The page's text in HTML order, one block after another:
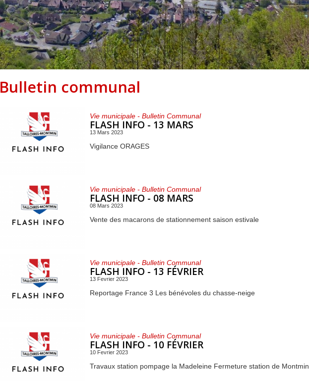
Centre de loisirs et
périscolaire
Mercredis
périscolaire
Vacances scolaires
Subventions
Bulletin communal
Vie municipale - Bulletin Communal
FLASH INFO - 13 MARS
13 Mars 2023
Vigilance ORAGES
Vie municipale - Bulletin Communal
FLASH INFO - 08 MARS
08 Mars 2023
Vente des macarons de stationnement saison estivale
Vie municipale - Bulletin Communal
FLASH INFO - 13 FÉVRIER
13 Fevrier 2023
Reportage France 3 Les bénévoles du chasse-neige
Vie municipale - Bulletin Communal
FLASH INFO - 10 FÉVRIER
10 Fevrier 2023
Travaux station pompage la Madeleine Fermeture station de Montmin